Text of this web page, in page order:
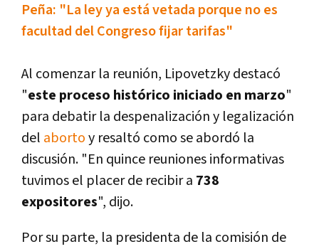
Peña: "La ley ya está vetada porque no es
facultad del Congreso fijar tarifas"
Al comenzar la reunión, Lipovetzky destacó
"este proceso histórico iniciado en marzo"
para debatir la despenalización y legalización
del abortoy resaltó como se abordó la
discusión. "En quince reuniones informativas
tuvimos el placer de recibir a 738
expositores", dijo.
Por su parte, la presidenta de la comisión de